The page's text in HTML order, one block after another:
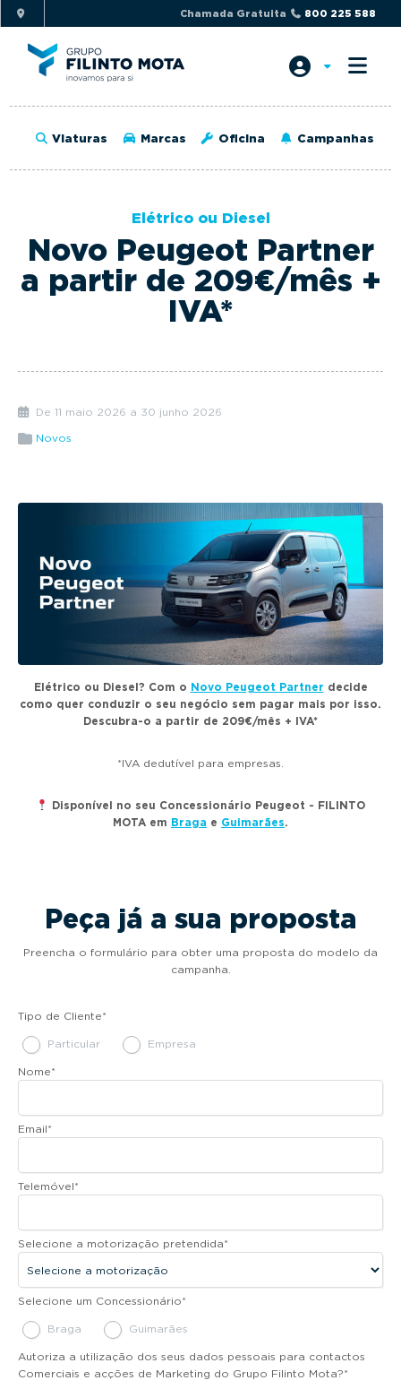
i
p
t
o
r
a
y
g
a
o
i
p
t
o
a
c
n
Chamada Gratuita 800 225 588
Viaturas Marcas Oficina Campanhas
Novo Peugeot Partner
a partir de 209€/mês +
IVA*
Elétrico ou Diesel
De 11 maio 2026 a 30 junho 2026
Novos
Elétrico ou Diesel? Com o Novo Peugeot Partner decide
como quer conduzir o seu negócio sem pagar mais por isso.
Descubra-o a partir de 209€/mês + IVA*
*IVA dedutível para empresas.
Disponível no seu Concessionário Peugeot - FILINTO
MOTA em Braga e Guimarães.
Peça já a sua proposta
Preencha o formulário para obter uma proposta do modelo da
campanha.
Tipo de Cliente*
Particular Empresa
Nome*
Email*
Telemóvel*
Selecione a motorização pretendida*
Selecione um Concessionário*
Braga Guimarães
Autoriza a utilização dos seus dados pessoais para contactos
Comerciais e acções de Marketing do Grupo Filinto Mota?*